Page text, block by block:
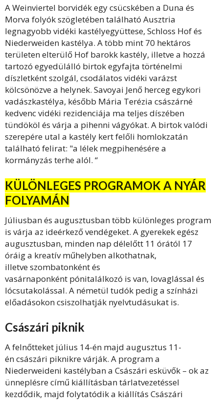
A Weinviertel borvidék egy csücskében a Duna és
Morva folyók szögletében található Ausztria
legnagyobb vidéki kastélyegyüttese, Schloss Hof és
Niederweiden kastélya. A több mint 70 hektáros
területen elterülő Hof barokk kastély, illetve a hozzá
tartozó egyedülálló birtok egyfajta történelmi
díszletként szolgál, csodálatos vidéki varázst
kölcsönözve a helynek. Savoyai Jenő herceg egykori
vadászkastélya, később Mária Terézia császárné
kedvenc vidéki rezidenciája ma teljes díszében
tündököl és várja a pihenni vágyókat. A birtok valódi
szerepére utal a kastély kert felőli homlokzatán
található felirat: "a lélek megpihenésére a
kormányzás terhe alól. “
KÜLÖNLEGES PROGRAMOK A NYÁR
FOLYAMÁN
Júliusban és augusztusban több különleges program
is várja az ideérkező vendégeket. A gyerekek egész
augusztusban, minden nap délelőtt 11 órától 17
óráig a kreatív műhelyben alkothatnak,
illetve szombatonként és
vasárnaponként pónitalálkozó is van, lovaglással és
lócsutakolással. A németül tudók pedig a színházi
előadásokon csiszolhatják nyelvtudásukat is.
Császári piknik
A felnőtteket július 14-én majd augusztus 11-
én császári piknikre várják. A program a
Niederweideni kastélyban a Császári esküvők – ok az
ünneplésre című kiállításban tárlatvezetéssel
kezdődik, majd folytatódik a kiállítás Császári